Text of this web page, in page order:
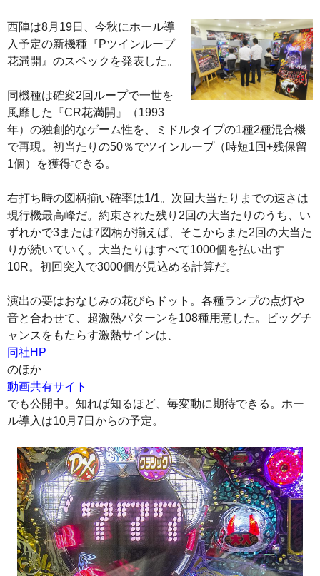
西陣は8月19日、今秋にホール導
入予定の新機種『Pツインループ
花満開』のスペックを発表した。
同機種は確変2回ループで一世を
風靡した『CR花満開』（1993
年）の独創的なゲーム性を、ミドルタイプの1種2種混合機
で再現。初当たりの50％でツインループ（時短1回+残保留
1個）を獲得できる。
右打ち時の図柄揃い確率は1/1。次回大当たりまでの速さは
現行機最高峰だ。約束された残り2回の大当たりのうち、い
ずれかで3または7図柄が揃えば、そこからまた2回の大当た
りが続いていく。大当たりはすべて1000個を払い出す
10R。初回突入で3000個が見込める計算だ。
演出の要はおなじみの花びらドット。各種ランプの点灯や
音と合わせて、超激熱パターンを108種用意した。ビッグチ
ャンスをもたらす激熱サインは、
同社HP
のほか
動画共有サイト
でも公開中。知れば知るほど、毎変動に期待できる。ホー
ル導入は10月7日からの予定。